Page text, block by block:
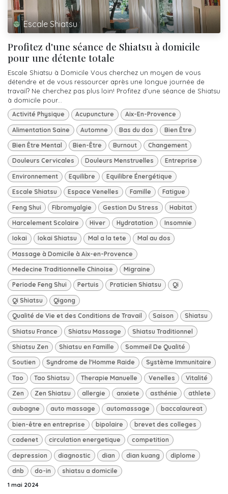
Escale Shiatsu
Profitez d'une séance de Shiatsu à domicile
pour une détente totale
Escale Shiatsu à Domicile Vous cherchez un moyen de vous
détendre et de vous ressourcer après une longue journée de
travail? Ne cherchez pas plus loin! Profitez d'une séance de Shiatsu
à domicile pour...
Activité Physique Acupuncture Aix-En-Provence
Alimentation Saine Automne Bas du dos Bien Être
Bien Être Mental Bien-Être Burnout Changement
Douleurs Cervicales Douleurs Menstruelles Entreprise
Environnement Equilibre Equilibre Énergétique
Escale Shiatsu Espace Venelles Famille Fatigue
Feng Shui Fibromyalgie Gestion Du Stress Habitat
Harcelement Scolaire Hiver Hydratation Insomnie
Iokai Iokai Shiatsu Mal a la tete Mal au dos
Massage à Domicile à Aix-en-Provence
Medecine Traditionnelle Chinoise Migraine
Periode Feng Shui Pertuis Praticien Shiatsu Qi
Qi Shiatsu Qigong
Qualité de Vie et des Conditions de Travail Saison Shiatsu
Shiatsu France Shiatsu Massage Shiatsu Traditionnel
Shiatsu Zen Shiatsu en Famille Sommeil De Qualité
Soutien Syndrome de l'Homme Raide Système Immunitaire
Tao Tao Shiatsu Therapie Manuelle Venelles Vitalité
Zen Zen Shiatsu allergie anxiete asthénie athlete
aubagne auto massage automassage baccalaureat
bien-être en entreprise bipolaire brevet des colleges
cadenet circulation energetique competition
depression diagnostic dian dian kuang diplome
dnb do-in shiatsu a domicile
1 mai 2024